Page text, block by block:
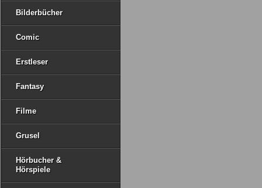
Bilderbücher
Comic
Erstleser
Fantasy
Filme
Grusel
Hörbucher &
Hörspiele